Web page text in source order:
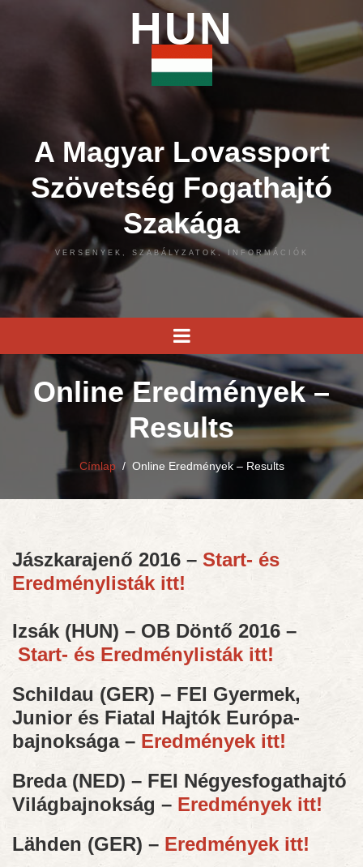
HUN
A Magyar Lovassport
Szövetség Fogathajtó
Szakága
VERSENYEK, SZABÁLYZATOK, INFORMÁCIÓK
Online Eredmények –
Results
Címlap/ Online Eredmények – Results
Jászkarajenő 2016 – Start- és
Eredménylisták itt!
Izsák (HUN) – OB Döntő 2016 –
Start- és Eredménylisták itt!
Schildau (GER) – FEI Gyermek,
Junior és Fiatal Hajtók Európa-
bajnoksága – Eredmények itt!
Breda (NED) – FEI Négyesfogathajtó
Világbajnokság – Eredmények itt!
Lähden (GER) – Eredmények itt!